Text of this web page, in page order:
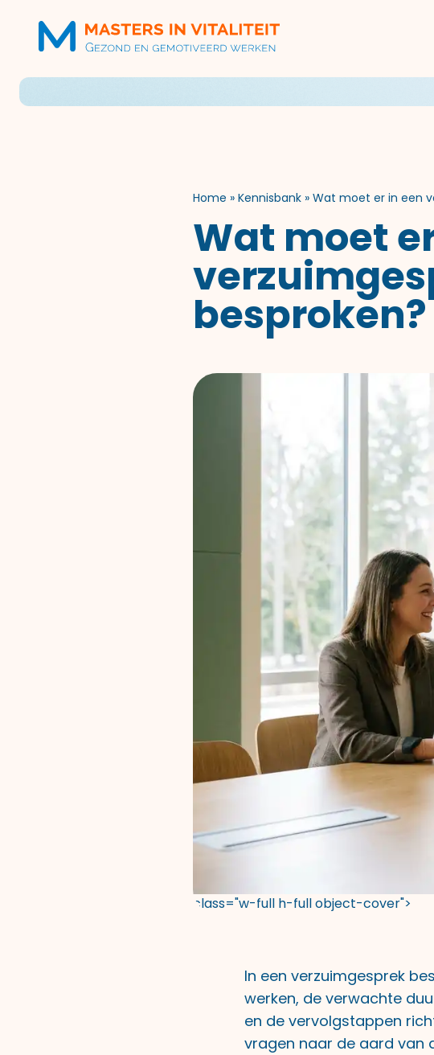
Home » Kennisbank » Wat moet er in een
Wat moet
besproken?
class="w-full h-full object-cover">
In een verzuimgesprek
werken, de verwachte
en de vervolgstappen
vragen naar de aard van